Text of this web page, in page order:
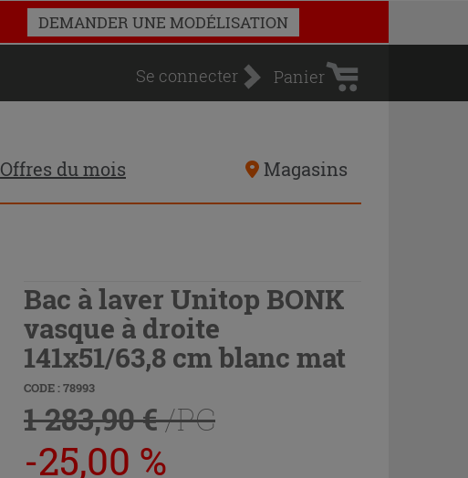
DEMANDER UNE MODÉLISATION
Se connecter
Panier
d'achat
Panier
Offres du mois Magasins
Bac à laver Unitop BONK
vasque à droite
141x51/63,8 cm blanc mat
CODE : 78993
1 283,90 €/PC
-25,00 %